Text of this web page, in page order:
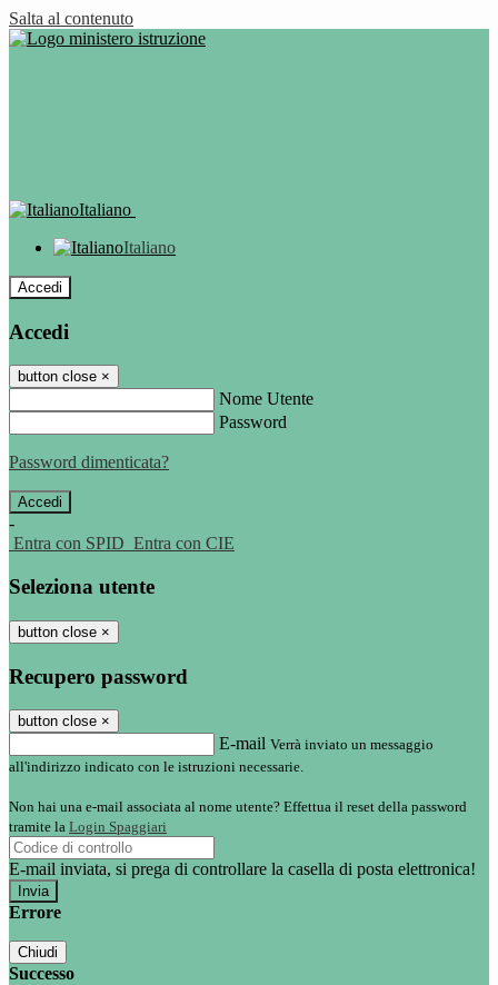
Salta al contenuto
Italiano
Italiano
Accedi
Accedi
button close ×
Nome Utente
Password
Password dimenticata?
-
Entra con SPID Entra con CIE
Seleziona utente
button close ×
Recupero password
button close ×
E-mail Verrà inviato un messaggio
all'indirizzo indicato con le istruzioni necessarie.
Non hai una e-mail associata al nome utente? Effettua il reset della password
tramite la Login Spaggiari
E-mail inviata, si prega di controllare la casella di posta elettronica!
Errore
Chiudi
Successo